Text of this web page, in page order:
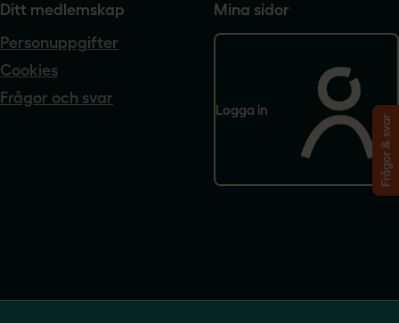
Ditt medlemskap
Personuppgifter
Cookies
Frågor och svar
Mina sidor
Logga in
Frågor & svar